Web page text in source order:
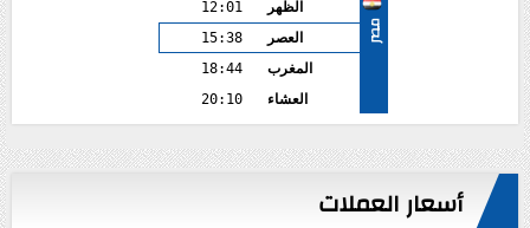
مصر
الظهر
12:01
العصر
15:38
المغرب
18:44
العشاء
20:10
أسعار العملات